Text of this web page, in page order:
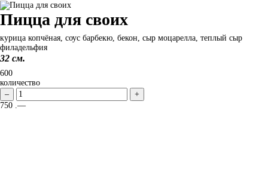
Пицца для своих
курица копчёная, соус барбекю, бекон, сыр моцарелла, теплый сыр
филадельфия
32 см.
600
количество
–
+
750 .—